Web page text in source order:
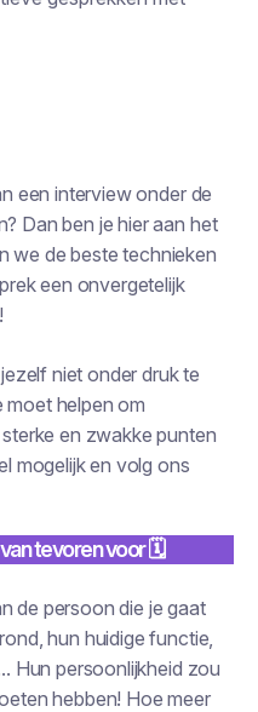
een interview onder de
Dan ben je hier aan het
we de beste technieken
een onvergetelijk
niet onder druk te
moet helpen om
en zwakke punten
mogelijk en volg ons
tevoren voor 🗓
de persoon die je gaat
hun huidige functie,
Hun persoonlijkheid zou
hebben! Hoe meer